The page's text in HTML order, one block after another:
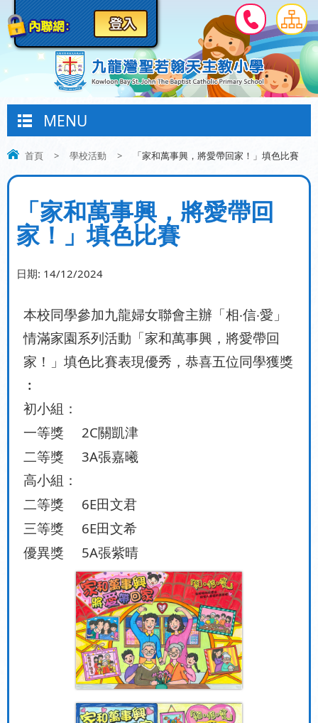
MENU
首頁 > 學校活動 > 「家和萬事興，將愛帶回家！」填色比賽
「家和萬事興，將愛帶回
家！」填色比賽
日期: 14/12/2024
本校同學參加九龍婦女聯會主辦「相‧信‧愛」
情滿家園系列活動「家和萬事興，將愛帶回
家！」填色比賽表現優秀， 恭喜五位同學獲獎
︰
初小組：
一等獎 2C關凱津
二等獎 3A張嘉曦
高小組：
二等獎 6E田文君
三等獎 6E田文希
優異獎 5A張紫晴